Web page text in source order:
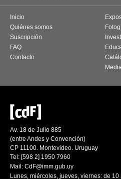
Inicio
Quiénes somos
Suscripción
FAQ
Contacto
Av. 18 de Julio 885
(entre Andes y Convención)
CP 11100. Montevideo. Uruguay
Tel: [598 2] 1950 7960
Mail: CdF@imm.gub.uy
Lunes, miércoles, jueves, viernes: de 10